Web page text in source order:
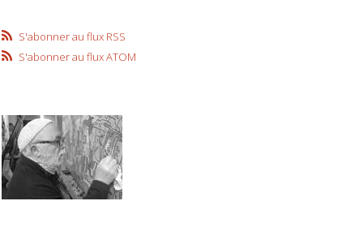
S'abonner au flux RSS
S'abonner au flux ATOM